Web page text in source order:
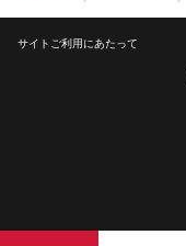
サイトご利用にあたって